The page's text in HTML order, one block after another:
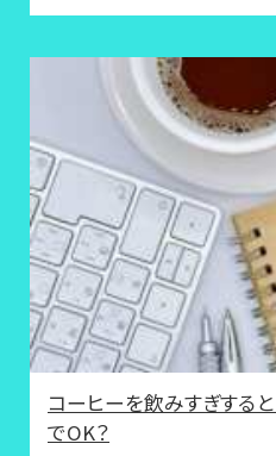
コーヒーを飲みすぎすると
でOK？